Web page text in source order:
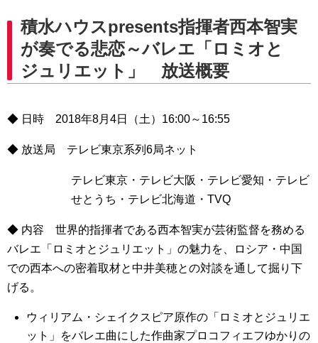
積水ハウスpresents指揮者西本智実
が奏でる悲恋～バレエ「ロミオと
ジュリエット」 放送概要
◆ 日時 2018年8月4日（土）16:00～16:55
◆ 放送局 テレビ東京系列6局ネット
テレビ東京・テレビ大阪・テレビ愛知・テレビ
せとうち・テレビ北海道・TVQ
◆ 内容 世界的指揮者である西本智実が芸術監督を務める
バレエ「ロミオとジュリエット」の魅力を、ロシア・中国
での西本への密着取材と中井美穂との対談を通して掘り下
げる。
ウィリアム・シェイクスピア原作の「ロミオとジュリエ
ット」をバレエ曲にした作曲家プロコフィエフゆかりの